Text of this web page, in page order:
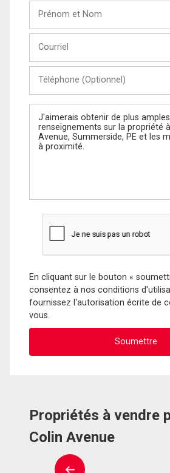
Nom
(Optionnel)
Message
En cliquant sur le bouton «
consentez à nos conditions
fournissez l'autorisation écrite de
vous.
Propriétés à vendre
Colin Avenue